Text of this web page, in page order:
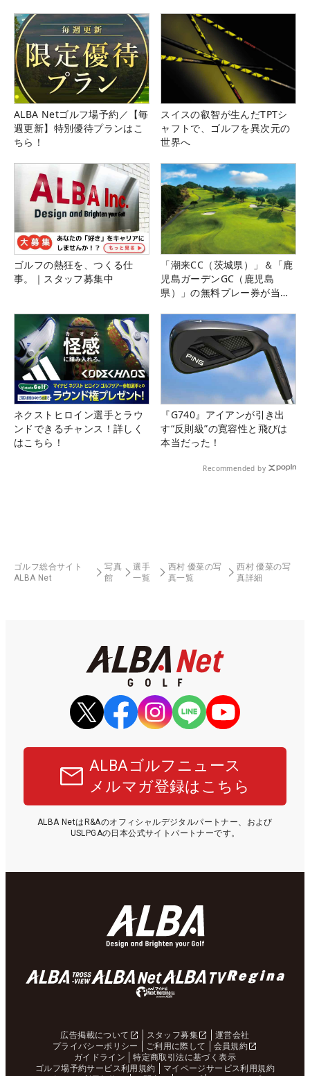
ALBA Netゴルフ場予約／【毎
週更新】特別優待プランはこ
ちら！
スイスの叡智が生んだTPTシ
ャフトで、ゴルフを異次元の
世界へ
ゴルフの熱狂を、つくる仕
事。｜スタッフ募集中
「潮来CC（茨城県）」＆「鹿
児島ガーデンGC（鹿児島
県）」の無料プレー券が当た
ネクストヒロイン選手とラウ
ンドできるチャンス！詳しく
はこちら！
『G740』アイアンが引き出
す“反則級”の寛容性と飛びは
本当だった！
Recommended by
ゴルフ総合サイト
ALBA Net
写真
館
選手
一覧
西村 優菜の写
真一覧
西村 優菜の写
真詳細
ALBAゴルフニュース
メルマガ登録はこちら
ALBA NetはR&Aのオフィシャルデジタルパートナー、および
USLPGAの日本公式サイトパートナーです。
広告掲載について スタッフ募集
運営会社
プライバシーポリシー
ご利用に際して
会員規約
ガイドライン
特定商取引法に基づく表示
ゴルフ場予約サービス利用規約
マイページサービス利用規約